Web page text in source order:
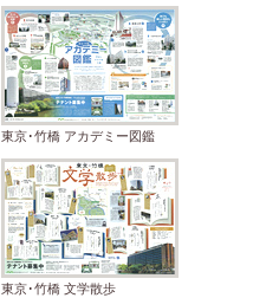
東京･竹橋 アカデミー図鑑
東京･竹橋 文学散歩